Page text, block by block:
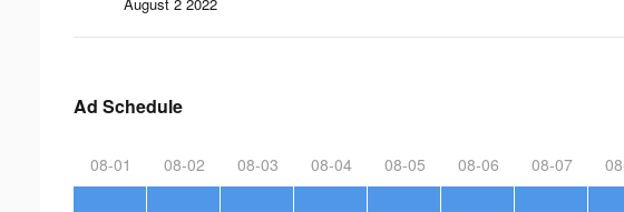
Ad Schedule
08-01 08-02 08-03 08-04 08-05 08-06 08-07